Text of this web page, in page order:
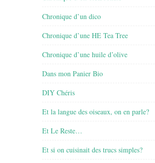
Chronique d’un dico
Chronique d’une HE Tea Tree
Chronique d’une huile d’olive
Dans mon Panier Bio
DIY Chéris
Et la langue des oiseaux, on en parle?
Et Le Reste…
Et si on cuisinait des trucs simples?